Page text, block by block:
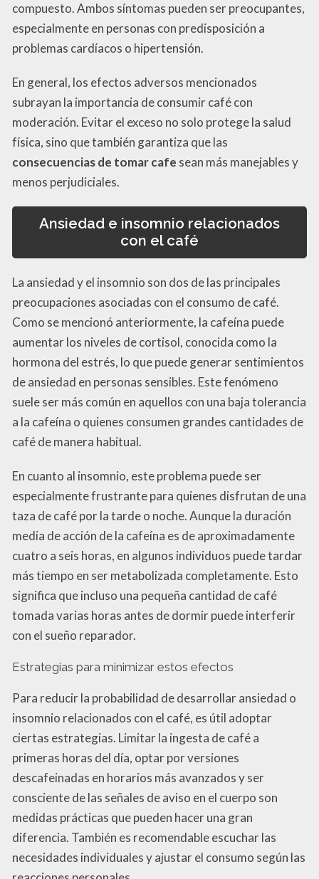
compuesto. Ambos síntomas pueden ser preocupantes,
especialmente en personas con predisposición a
problemas cardíacos o hipertensión.
En general, los efectos adversos mencionados
subrayan la importancia de consumir café con
moderación. Evitar el exceso no solo protege la salud
física, sino que también garantiza que las
consecuencias de tomar cafe sean más manejables y
menos perjudiciales.
Ansiedad e insomnio relacionados
con el café
La ansiedad y el insomnio son dos de las principales
preocupaciones asociadas con el consumo de café.
Como se mencionó anteriormente, la cafeína puede
aumentar los niveles de cortisol, conocida como la
hormona del estrés, lo que puede generar sentimientos
de ansiedad en personas sensibles. Este fenómeno
suele ser más común en aquellos con una baja tolerancia
a la cafeína o quienes consumen grandes cantidades de
café de manera habitual.
En cuanto al insomnio, este problema puede ser
especialmente frustrante para quienes disfrutan de una
taza de café por la tarde o noche. Aunque la duración
media de acción de la cafeína es de aproximadamente
cuatro a seis horas, en algunos individuos puede tardar
más tiempo en ser metabolizada completamente. Esto
significa que incluso una pequeña cantidad de café
tomada varias horas antes de dormir puede interferir
con el sueño reparador.
Estrategias para minimizar estos efectos
Para reducir la probabilidad de desarrollar ansiedad o
insomnio relacionados con el café, es útil adoptar
ciertas estrategias. Limitar la ingesta de café a
primeras horas del día, optar por versiones
descafeinadas en horarios más avanzados y ser
consciente de las señales de aviso en el cuerpo son
medidas prácticas que pueden hacer una gran
diferencia. También es recomendable escuchar las
necesidades individuales y ajustar el consumo según las